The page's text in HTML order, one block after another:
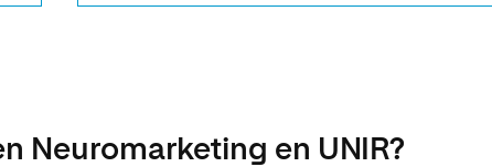
Neuromarketing en UNIR?